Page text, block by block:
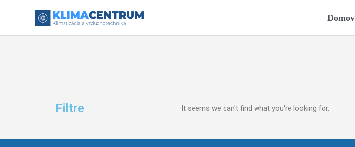
Domov
Filtre It seems we can't find what you're looking for.